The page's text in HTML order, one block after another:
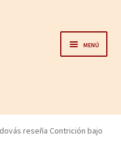
Menú
reseña Contrición bajo